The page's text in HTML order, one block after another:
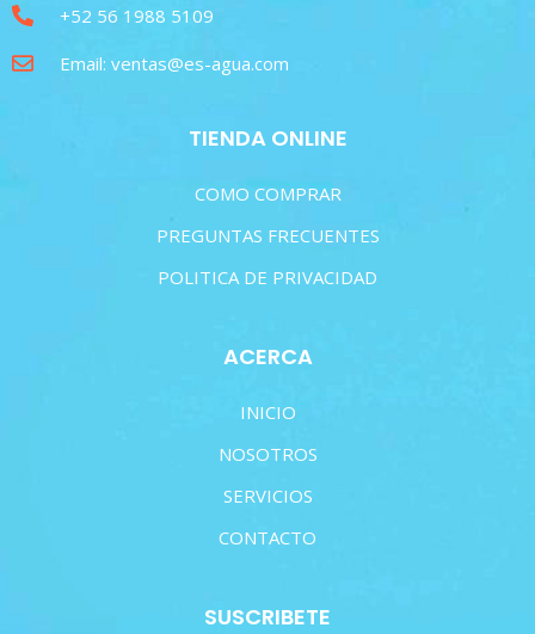
+52 56 1988 5109
Email: ventas@es-agua.com
TIENDA ONLINE
COMO COMPRAR
PREGUNTAS FRECUENTES
POLITICA DE PRIVACIDAD
ACERCA
INICIO
NOSOTROS
SERVICIOS
CONTACTO
SUSCRIBETE